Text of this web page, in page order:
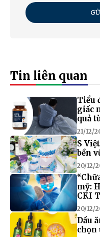
Tin liên quan
Tiểu
giấc
quả
21/12/
S
bền
20/12/
mỹ:
CKI
20/12/
Dầu
chọn